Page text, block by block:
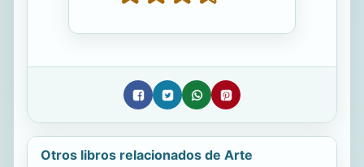
Otros libros relacionados de Arte